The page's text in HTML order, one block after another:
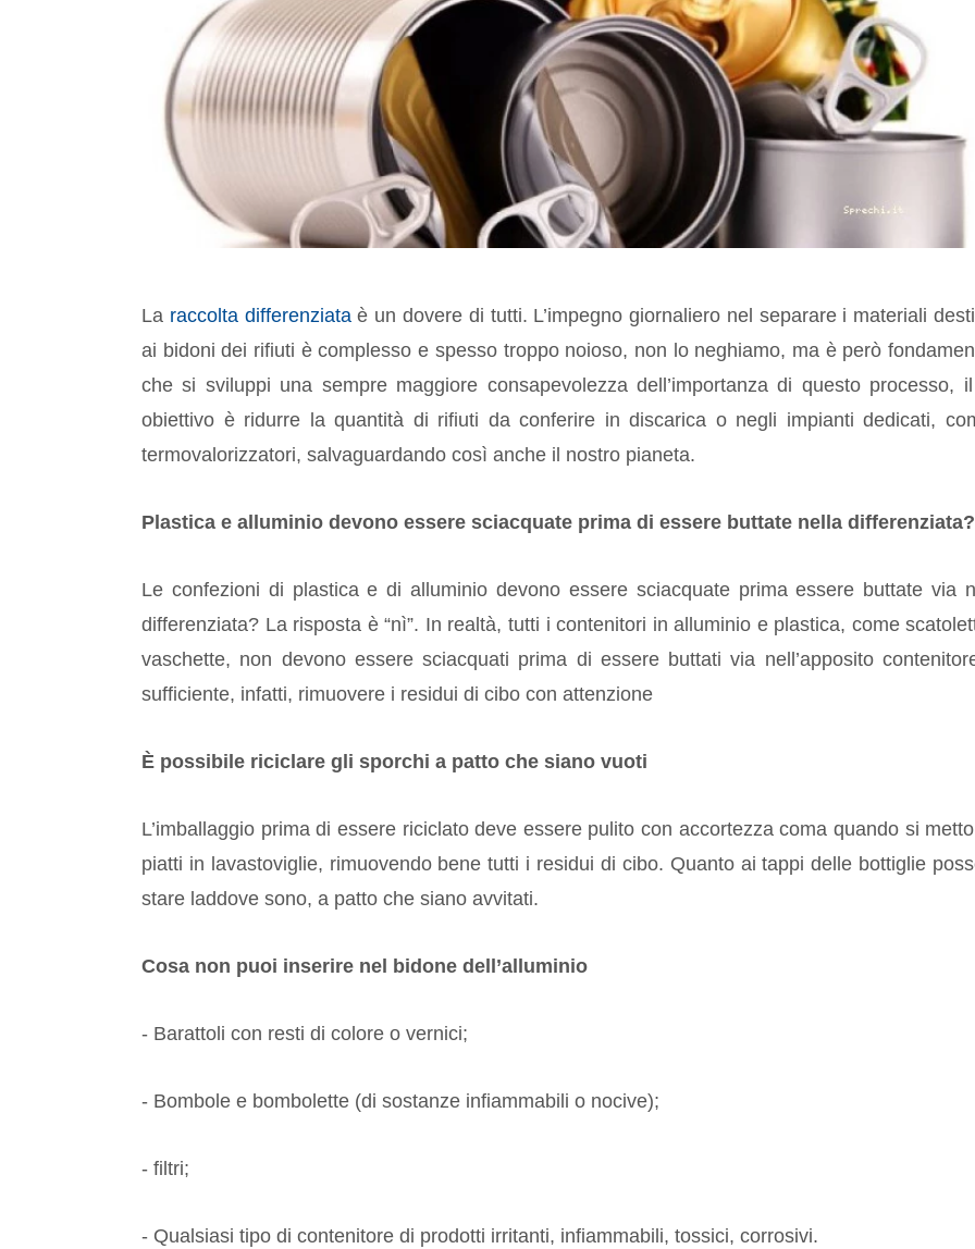
La raccolta differenziataè un dovere di tutti. L’impegno giornaliero nel separare i materiali
ai bidoni dei rifiuti è complesso e spesso troppo noioso, non lo neghiamo, ma è però
che si sviluppi una sempre maggiore consapevolezza dell’importanza di questo processo,
obiettivo è ridurre la quantità di rifiuti da conferire in discarica o negli impianti dedicati,
termovalorizzatori, salvaguardando così anche il nostro pianeta.
Plastica e alluminio devono essere sciacquate prima di essere buttate nella differenziata?
Le confezioni di plastica e di alluminio devono essere sciacquate prima essere buttate via
differenziata? La risposta è “nì”. In realtà, tutti i contenitori in alluminio e plastica, come
vaschette, non devono essere sciacquati prima di essere buttati via nell’apposito
sufficiente, infatti, rimuovere i residui di cibo con attenzione
È possibile riciclare gli sporchi a patto che siano vuoti
L’imballaggio prima di essere riciclato deve essere pulito con accortezza coma quando si
piatti in lavastoviglie, rimuovendo bene tutti i residui di cibo. Quanto ai tappi delle bottiglie
stare laddove sono, a patto che siano avvitati.
Cosa non puoi inserire nel bidone dell’alluminio
- Barattoli con resti di colore o vernici;
- Bombole e bombolette (di sostanze infiammabili o nocive);
- filtri;
- Qualsiasi tipo di contenitore di prodotti irritanti, infiammabili, tossici, corrosivi.